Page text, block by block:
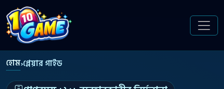
হোম›প্লেয়ার গাইড